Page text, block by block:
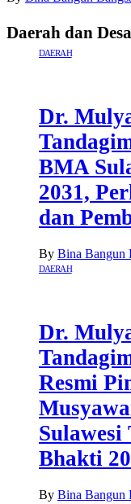
Daerah dan Desa
DAERAH
Dr.
BMA
2031,
dan
By Bina Bangun
DAERAH
Dr.
Resmi
Sulawesi
Bhakti
By Bina Bangun